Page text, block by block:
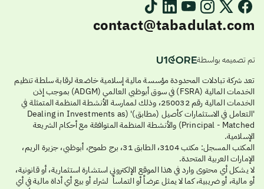
contact@tabadulat.com
تم تصميمه بواسطة
تعد شركة تبادلات المحدودة مؤسسة مالية إسلامية خاضعة لرقابة سلطة تنظيم
الخدمات المالية (FSRA) في سوق أبوظبي العالمي (ADGM) بموجب إذن
الخدمات المالية رقم 250032، وذلك لممارسة الأنشطة المنظمة المتمثلة في
'التعامل في الاستثمارات كأصيل (مطابق)' (Dealing in Investments as
Principal - Matched) والأنشطة المنظمة المتوافقة مع أحكام الشريعة
الإسلامية.
المكتب المسجل: مكتب 3104، الطابق 31، برج طموح، أبوظبي، جزيرة الريم،
الإمارات العربية المتحدة.
لا يشكل أي محتوى وارد في هذا الموقع الإلكتروني استشارة استثمارية، أو قانونية،
أو مالية، أو ضريبية، كما لا يمثل عرضاً أو التماساً لشراء أو بيع أي أداة مالية في أي